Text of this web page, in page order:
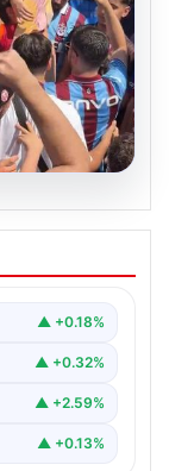
gelen
▲ +0.18%
▲ +0.32%
▲ +2.59%
▲ +0.13%